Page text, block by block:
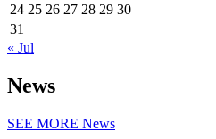
24 25 26 27 28 29 30
31
« Jul
News
SEE MORE News